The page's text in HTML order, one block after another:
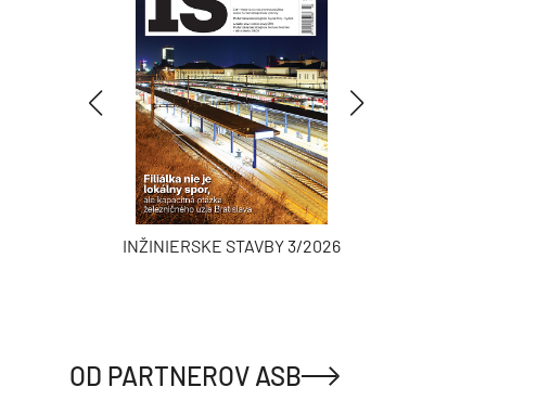
INŽINIERSKE STAVBY 3/2026
OD PARTNEROV ASB